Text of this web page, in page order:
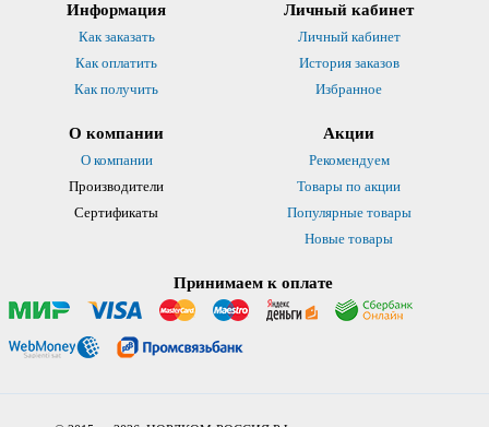
Информация
Как заказать
Как оплатить
Как получить
Личный кабинет
Личный кабинет
История заказов
Избранное
О компании
О компании
Производители
Сертификаты
Акции
Рекомендуем
Товары по акции
Популярные товары
Новые товары
Принимаем к оплате